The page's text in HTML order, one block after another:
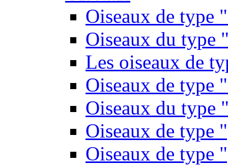
Oiseaux de type
Oiseaux du type
Les oiseaux de
Oiseaux de type
Oiseaux du type
Oiseaux de type
Oiseaux de type